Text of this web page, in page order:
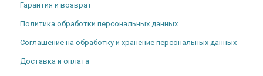
Гарантия и возврат
Политика обработки персональных данных
Соглашение на обработку и хранение персональных данных
Доставка и оплата